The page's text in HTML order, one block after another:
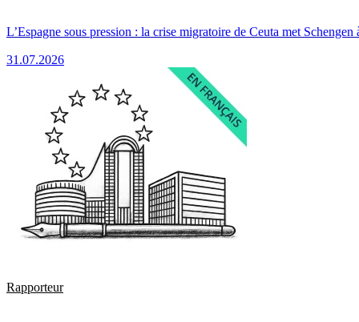
L’Espagne sous pression : la crise migratoire de Ceuta met Schengen
31.07.2026
Rapporteur